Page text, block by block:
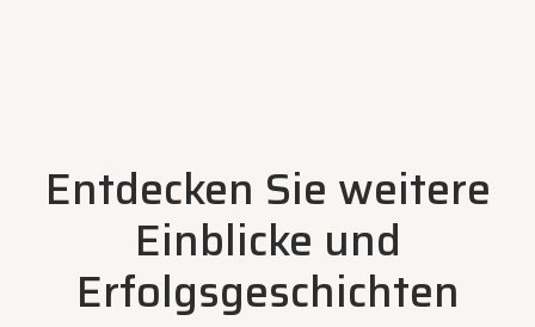
Entdecken Sie weitere
Einblicke und
Erfolgsgeschichten